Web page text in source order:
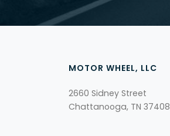
MOTOR WHEEL, LLC
2660 Sidney Street
Chattanooga, TN 37408